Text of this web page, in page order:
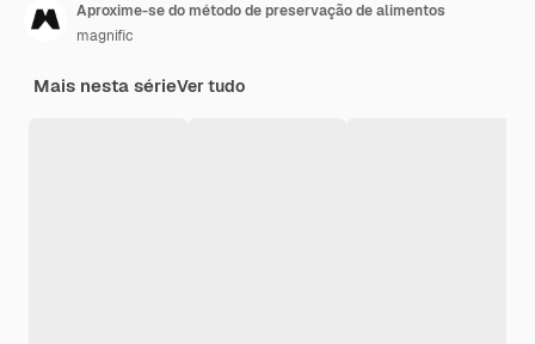
Aproxime-se do método de preservação de alimentos
magnific
Mais nesta sérieVer tudo